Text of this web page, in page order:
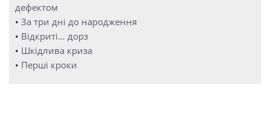
дефектом
• За три дні до народження
• Відкриті… дорз
• Шкідлива криза
• Перші кроки